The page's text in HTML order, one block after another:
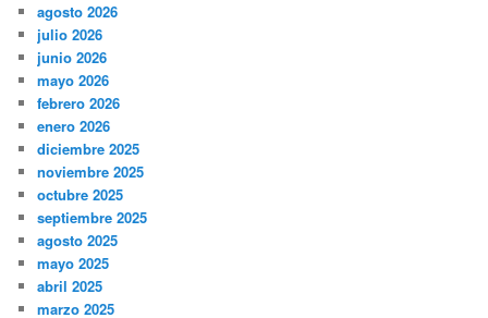
agosto 2026
julio 2026
junio 2026
mayo 2026
febrero 2026
enero 2026
diciembre 2025
noviembre 2025
octubre 2025
septiembre 2025
agosto 2025
mayo 2025
abril 2025
marzo 2025